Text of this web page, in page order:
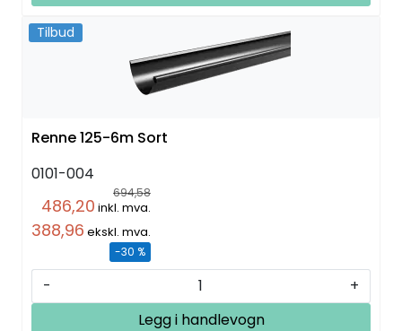
Tilbud
Renne 125-6m Sort
0101-004
694,58
486,20 inkl. mva.
388,96 ekskl. mva.
-30 %
-
+
Legg i handlevogn